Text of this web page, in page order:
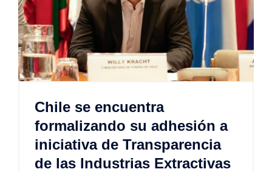
Chile se encuentra
formalizando su adhesión a
iniciativa de Transparencia
de las Industrias Extractivas